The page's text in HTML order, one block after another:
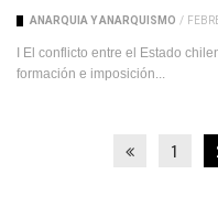
ANARQUÍA Y ANARQUISMO /
I El conflicto entre el Estado
formación e imposición...
1